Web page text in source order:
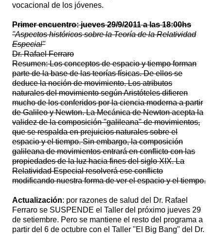
vocacional de los jóvenes.
Primer encuentro: jueves 29/9/2011 a las 18:00hs
"Aspectos históricos sobre la Teoría de la Relatividad
Especial"
Dr. Rafael Ferraro
Resumen: Los conceptos de espacio y tiempo forman
parte de la base de las teorías físicas. De ellos se
deduce la noción de movimiento. Los atributos
naturales del movimiento según Aristóteles difieren
mucho de los conferidos por la ciencia moderna a partir
de Galileo y Newton. La Mecánica de Newton acepta la
validez de la composición "galileana" de movimientos,
que se respalda en prejuicios naturales sobre el
espacio y el tiempo. Sin embargo, la composición
galileana de movimientos entrará en conflicto con las
propiedades de la luz hacia fines del siglo XIX. La
Relatividad Especial resolverá ese conflicto
modificando nuestra forma de ver el espacio y el tiempo.
Actualización: por razones de salud del Dr. Rafael
Ferraro se SUSPENDE el Taller del próximo jueves 29
de setiembre. Pero se mantiene el resto del programa a
partir del 6 de octubre con el Taller "El Big Bang" del Dr.